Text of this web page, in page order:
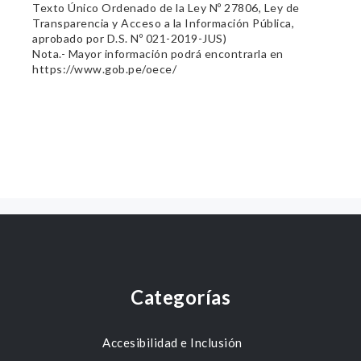
Texto Único Ordenado de la Ley Nº 27806, Ley de
Transparencia y Acceso a la Información Pública,
aprobado por D.S. Nº 021-2019-JUS)
Nota.- Mayor información podrá encontrarla en
https://www.gob.pe/oece/
Categorías
Accesibilidad e Inclusión